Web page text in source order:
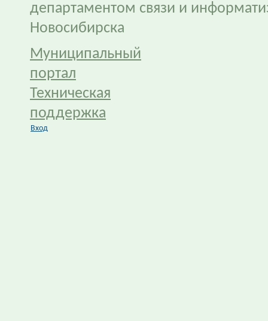
департаментом связи и
Новосибирска
Муниципальный
портал
Техническая
поддержка
Вход